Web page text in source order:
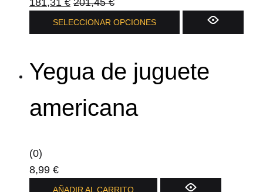
SELECCIONAR OPCIONES
Yegua de juguete
americana
(0)
8,99 €
AÑADIR AL CARRITO